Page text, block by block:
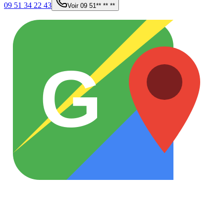
09 51 34 22 43
Voir 09 51** ** **
G